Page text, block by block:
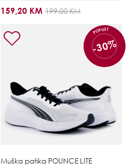
159,20 KM 199,00 KM
POPUST
-30%
Muška patika POUNCE LITE